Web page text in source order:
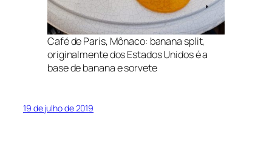
Café de Paris, Mônaco: banana split,
originalmente dos Estados Unidos é a
base de banana e sorvete
19 de julho de 2019